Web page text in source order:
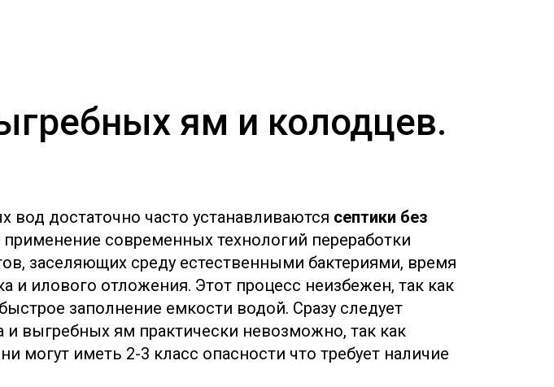
ям и колодцев.
достаточно часто устанавливаются септики без
современных технологий переработки
заселяющих среду естественными бактериями, время
и илового отложения. Этот процесс неизбежен, так как
заполнение емкости водой. Сразу следует
и выгребных ям практически невозможно, так как
могут иметь 2-3 класс опасности что требует наличие